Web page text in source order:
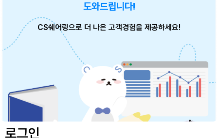
도와드립니다!
CS쉐어링으로 더 나은 고객경험을 제공하세요!
로그인